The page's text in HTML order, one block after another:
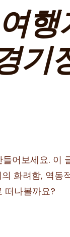
기
어보세요. 이
화려함, 역동
떠나볼까요?